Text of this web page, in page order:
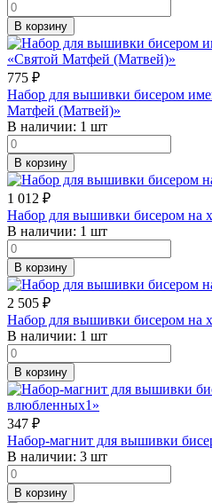
В корзину
775 ₽
Набор для вышивки бисером
Матфей (Матвей)»
В наличии: 1 шт
В корзину
1 012 ₽
Набор для вышивки бисером на
В наличии: 1 шт
В корзину
2 505 ₽
Набор для вышивки бисером на
В наличии: 1 шт
В корзину
347 ₽
Набор-магнит для вышивки
В наличии: 3 шт
В корзину